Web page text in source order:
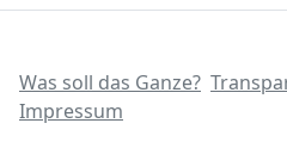
Was soll das Ganze?
Impressum